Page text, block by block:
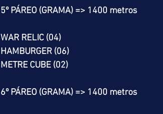
5º PÁREO (GRAMA) => 1400 metros
WAR RELIC (04)
HAMBURGER (06)
METRE CUBE (02)
6º PÁREO (GRAMA) => 1400 metros